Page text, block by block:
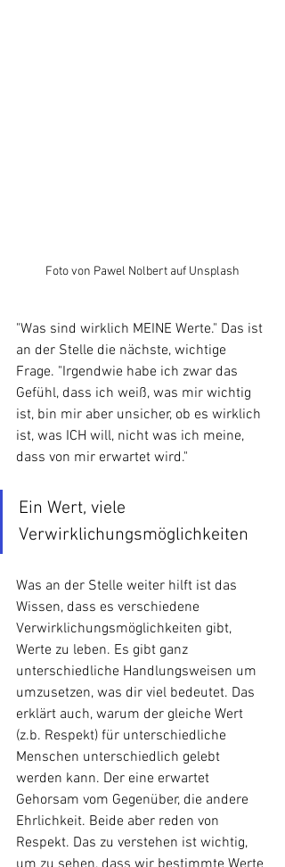
Foto von Pawel Nolbert auf Unsplash
"Was sind wirklich MEINE Werte." Das ist
an der Stelle die nächste, wichtige
Frage. "Irgendwie habe ich zwar das
Gefühl, dass ich weiß, was mir wichtig
ist, bin mir aber unsicher, ob es wirklich
ist, was ICH will, nicht was ich meine,
dass von mir erwartet wird."
Ein Wert, viele
Verwirklichungsmöglichkeiten
Was an der Stelle weiter hilft ist das
Wissen, dass es verschiedene
Verwirklichungsmöglichkeiten gibt,
Werte zu leben. Es gibt ganz
unterschiedliche Handlungsweisen um
umzusetzen, was dir viel bedeutet. Das
erklärt auch, warum der gleiche Wert
(z.b. Respekt) für unterschiedliche
Menschen unterschiedlich gelebt
werden kann. Der eine erwartet
Gehorsam vom Gegenüber, die andere
Ehrlichkeit. Beide aber reden von
Respekt. Das zu verstehen ist wichtig,